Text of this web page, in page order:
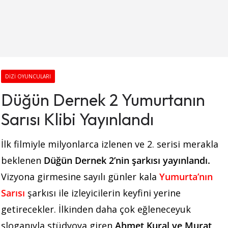
DIZI OYUNCULARI
Düğün Dernek 2 Yumurtanın
Sarısı Klibi Yayınlandı
İlk filmiyle milyonlarca izlenen ve 2. serisi merakla
beklenen Düğün Dernek 2’nin şarkısı yayınlandı.
Vizyona girmesine sayılı günler kala Yumurta’nın
Sarısı şarkısı ile izleyicilerin keyfini yerine
getirecekler. İlkinden daha çok eğleneceyuk
sloganıyla stüdyoya giren Ahmet Kural ve Murat